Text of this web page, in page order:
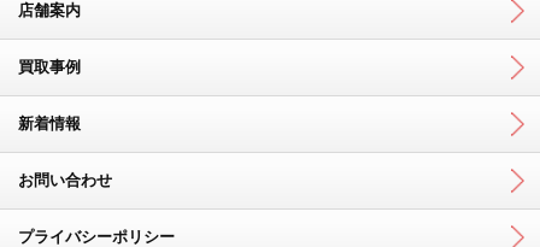
店舗案内
買取事例
新着情報
お問い合わせ
プライバシーポリシー